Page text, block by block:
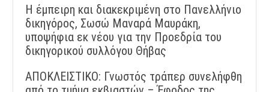
Η έμπειρη και διακεκριμένη στο Πανελλήνιο
δικηγόρος, Σωσώ Μαναρά Μαυράκη,
υποψήφια εκ νέου για την Προεδρία του
δικηγορικού συλλόγου Θήβας
ΑΠΟΚΛΕΙΣΤΙΚΟ: Γνωστός τράπερ συνελήφθη